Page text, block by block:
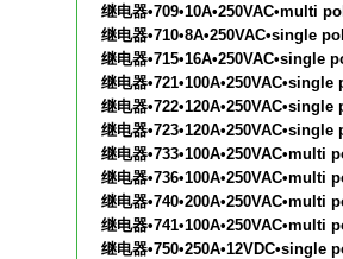
继电器•709•10A•250VAC•multi
继电器•710•8A•250VAC•single
继电器•715•16A•250VAC•single
继电器•721•100A•250VAC•single
继电器•722•120A•250VAC•single
继电器•723•120A•250VAC•single
继电器•733•100A•250VAC•multi
继电器•736•100A•250VAC•multi
继电器•740•200A•250VAC•multi
继电器•741•100A•250VAC•multi
继电器•750•250A•12VDC•single